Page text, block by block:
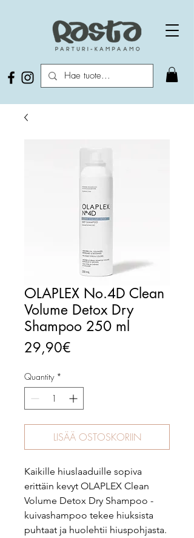
OLAPLEX No.4D Clean
Volume Detox Dry
Shampoo 250 ml
29,90€
Quantity *
LISÄÄ OSTOSKORIIN
Kaikille hiuslaaduille sopiva
erittäin kevyt OLAPLEX Clean
Volume Detox Dry Shampoo -
kuivashampoo tekee hiuksista
puhtaat ja huolehtii hiuspohjasta.